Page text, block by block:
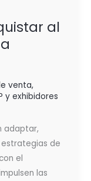
al
venta,
y exhibidores
adaptar,
de
el
las